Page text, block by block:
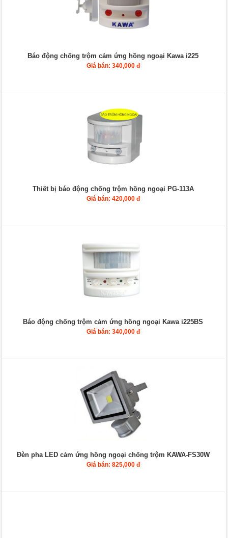
Báo động chống trộm cảm ứng hồng ngoại Kawa i225
Giá bán: 340,000 đ
Thiết bị báo động chống trộm hồng ngoại PG-113A
Giá bán: 420,000 đ
Báo động chống trộm cảm ứng hồng ngoại Kawa i225BS
Giá bán: 340,000 đ
Đèn pha LED cảm ứng hồng ngoại chống trộm KAWA-FS30W
Giá bán: 825,000 đ